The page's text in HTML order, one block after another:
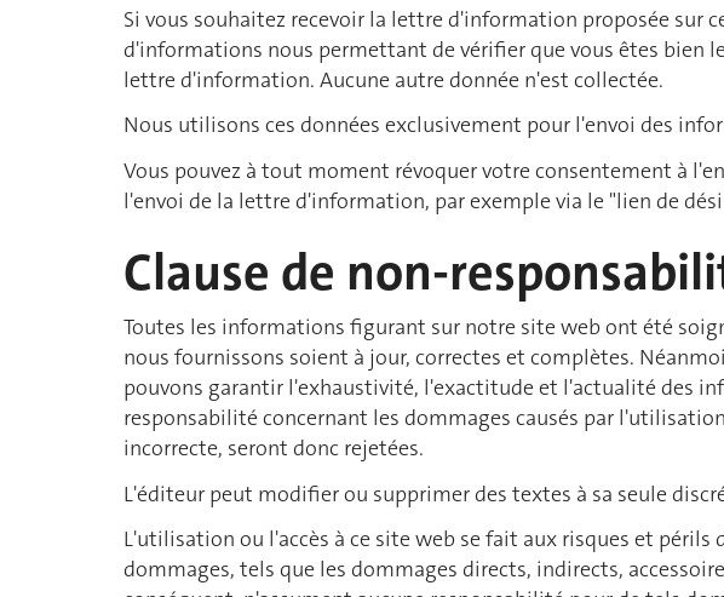
Si vous souhaitez recevoir la lettre d'information proposée sur
d'informations nous permettant de vérifier que vous êtes bien
lettre d'information. Aucune autre donnée n'est collectée.
Nous utilisons ces données exclusivement pour l'envoi des
Vous pouvez à tout moment révoquer votre consentement à
l'envoi de la lettre d'information, par exemple via le "lien de
Clause de non-
Toutes les informations figurant sur notre site web ont été
nous fournissons soient à jour, correctes et complètes.
pouvons garantir l'exhaustivité, l'exactitude et l'actualité des
responsabilité concernant les dommages causés par
incorrecte, seront donc rejetées.
L'éditeur peut modifier ou supprimer des textes à sa seule
L'utilisation ou l'accès à ce site web se fait aux risques et
dommages, tels que les dommages directs, indirects,